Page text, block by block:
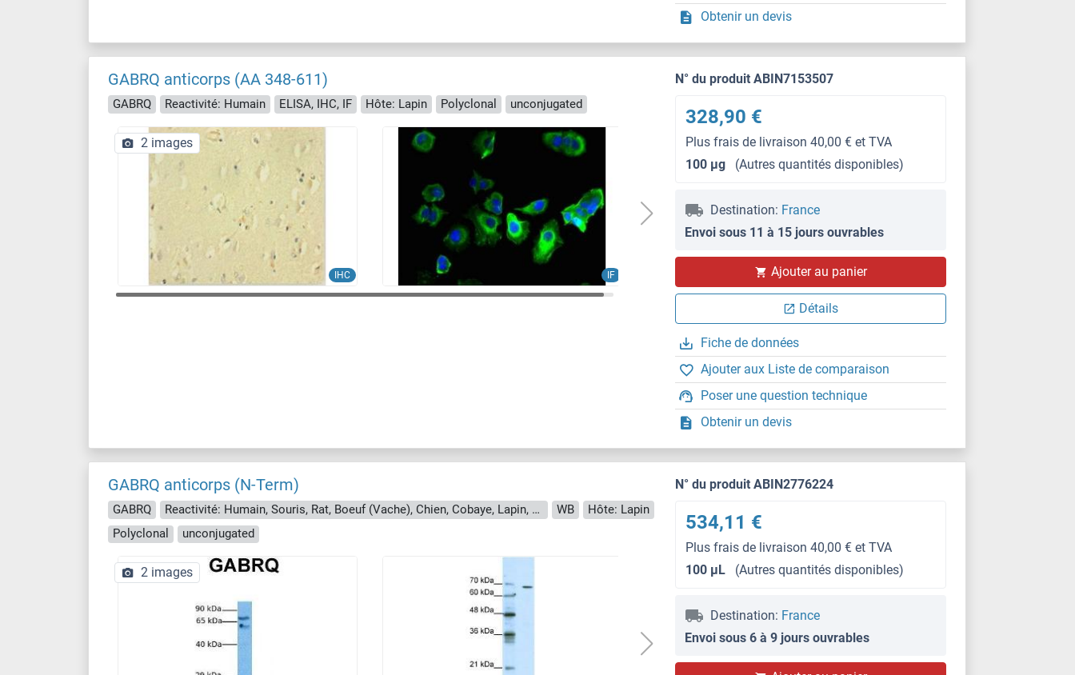
Obtenir un devis
GABRQ anticorps (AA 348-611)
GABRQ Reactivité: Humain ELISA, IHC, IF Hôte: Lapin Polyclonal unconjugated
IHC IF
2 images
N° du produit ABIN7153507
328,90 €
Plus frais de livraison 40,00 € et TVA
100 μg
(Autres quantités disponibles)
Destination: France
Envoi sous 11 à 15 jours ouvrables
Ajouter au panier
Détails
Fiche de données
Ajouter aux Liste de comparaison
Poser une question technique
Obtenir un devis
GABRQ anticorps (N-Term)
GABRQ Reactivité: Humain, Souris, Rat, Boeuf (Vache), Chien, Cobaye, Lapin, Cheval, Porc WB
Hôte: Lapin
Polyclonal
unconjugated
2 images
N° du produit ABIN2776224
534,11 €
Plus frais de livraison 40,00 € et TVA
100 μL
(Autres quantités disponibles)
Destination: France
Envoi sous 6 à 9 jours ouvrables